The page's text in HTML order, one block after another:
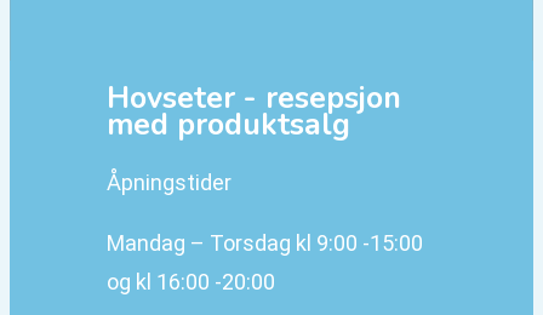
Hovseter - resepsjon
med produktsalg
Åpningstider
Mandag – Torsdag kl 9:00 -15:00
og kl 16:00 -20:00